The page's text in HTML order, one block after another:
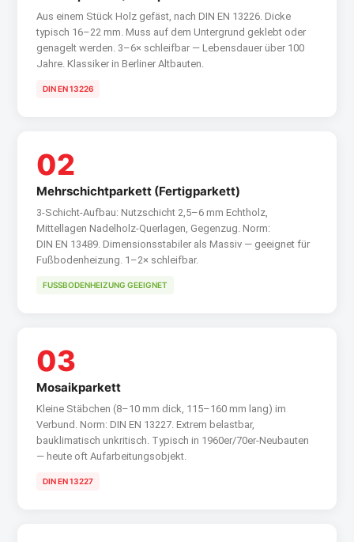
Aus einem Stück Holz gefäst, nach DIN EN 13226. Dicke
typisch 16–22 mm. Muss auf dem Untergrund geklebt oder
genagelt werden. 3–6× schleifbar — Lebensdauer über 100
Jahre. Klassiker in Berliner Altbauten.
DIN EN 13226
02
Mehrschichtparkett (Fertigparkett)
3-Schicht-Aufbau: Nutzschicht 2,5–6 mm Echtholz,
Mittellagen Nadelholz-Querlagen, Gegenzug. Norm:
DIN EN 13489. Dimensionsstabiler als Massiv — geeignet für
Fußbodenheizung. 1–2× schleifbar.
FUSSBODENHEIZUNG GEEIGNET
03
Mosaikparkett
Kleine Stäbchen (8–10 mm dick, 115–160 mm lang) im
Verbund. Norm: DIN EN 13227. Extrem belastbar,
bauklimatisch unkritisch. Typisch in 1960er/70er-Neubauten
— heute oft Aufarbeitungsobjekt.
DIN EN 13227